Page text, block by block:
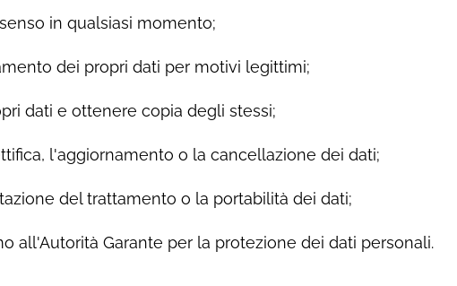
in qualsiasi momento;
dei propri dati per motivi legittimi;
dati e ottenere copia degli stessi;
l'aggiornamento o la cancellazione dei dati;
del trattamento o la portabilità dei dati;
all'Autorità Garante per la protezione dei dati personali.